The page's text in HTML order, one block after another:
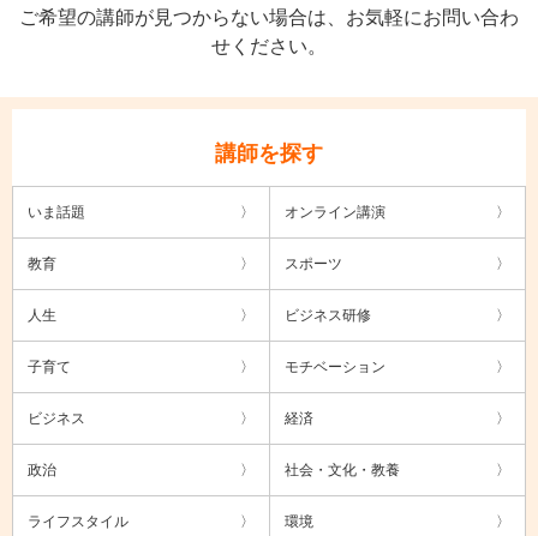
ご希望の講師が見つからない場合は、お気軽にお問い合わ
せください。
講師を探す
いま話題 オンライン講演
教育 スポーツ
人生 ビジネス研修
子育て モチベーション
ビジネス 経済
政治 社会・文化・教養
ライフスタイル 環境